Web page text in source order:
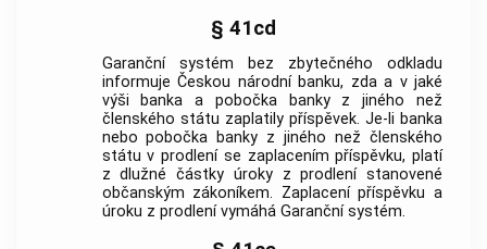
§ 41cd
Garanční systém bez zbytečného odkladu
informuje Českou národní banku, zda a v jaké
výši banka a pobočka banky z jiného než
členského státu zaplatily příspěvek. Je-li banka
nebo pobočka banky z jiného než členského
státu v prodlení se zaplacením příspěvku, platí
z dlužné částky úroky z prodlení stanovené
občanským zákoníkem. Zaplacení příspěvku a
úroku z prodlení vymáhá Garanční systém.